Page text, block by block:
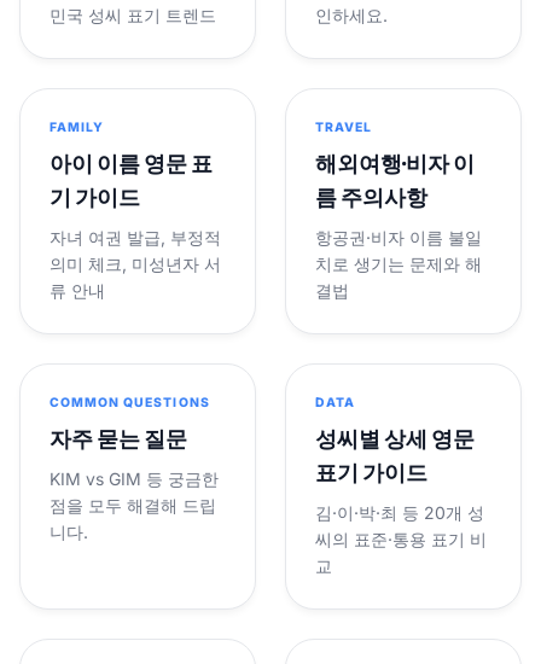
민국 성씨 표기 트렌드
인하세요.
FAMILY
아이 이름 영문 표
기 가이드
자녀 여권 발급, 부정적
의미 체크, 미성년자 서
류 안내
TRAVEL
해외여행·비자 이
름 주의사항
항공권·비자 이름 불일
치로 생기는 문제와 해
결법
COMMON QUESTIONS
자주 묻는 질문
KIM vs GIM 등 궁금한
점을 모두 해결해 드립
니다.
DATA
성씨별 상세 영문
표기 가이드
김·이·박·최 등 20개 성
씨의 표준·통용 표기 비
교